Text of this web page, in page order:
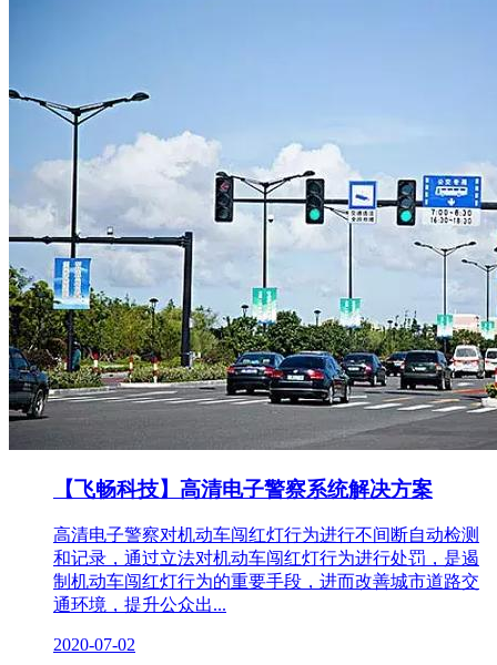
【飞畅科技】高清电子警察系统解决方案
高清电子警察对机动车闯红灯行为进行不间断自动检测
和记录，通过立法对机动车闯红灯行为进行处罚，是遏
制机动车闯红灯行为的重要手段，进而改善城市道路交
通环境，提升公众出...
2020-07-02